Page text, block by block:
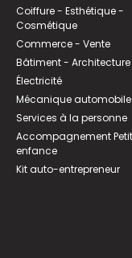
Coiffure - Esthétique -
Cosmétique
Commerce - Vente
Bâtiment - Architecture
Électricité
Mécanique automobile
Services à la personne
Accompagnement
enfance
Kit auto-entrepreneur